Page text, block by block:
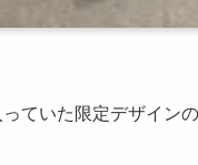
ていた限定デザイン